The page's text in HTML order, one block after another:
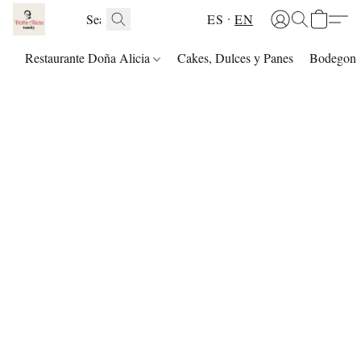
ES EN
Restaurante Doña Alicia Cakes, Dulces y Panes Bodegon